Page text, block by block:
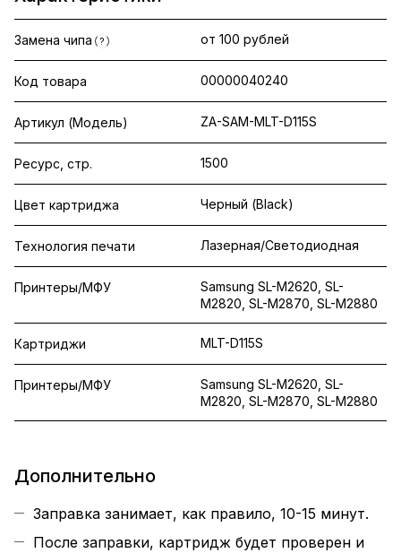
Замена чипа ? от 100 рублей
Код товара 00000040240
Артикул (Модель) ZA-SAM-MLT-D115S
Ресурс, стр. 1500
Цвет картриджа Черный (Black)
Технология печати Лазерная/Светодиодная
Принтеры/МФУ
Samsung SL-M2620, SL-
M2820, SL-M2870, SL-M2880
Картриджи MLT-D115S
Принтеры/МФУ
Samsung SL-M2620, SL-
M2820, SL-M2870, SL-M2880
Дополнительно
Заправка занимает, как правило, 10-15 минут.
После заправки, картридж будет проверен и